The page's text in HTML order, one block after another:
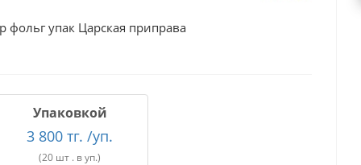
упак Царская приправа
Упаковкой
3 800 тг. /уп.
(20 шт . в уп.)